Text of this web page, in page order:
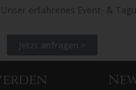
erfahrenes Event- &
Jetzt anfragen >